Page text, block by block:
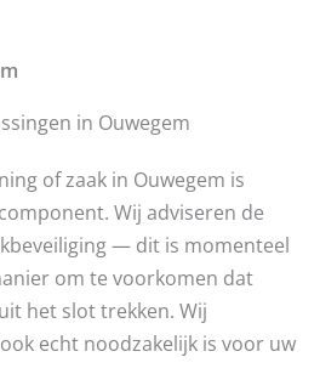
in Ouwegem
of zaak in Ouwegem is
Wij adviseren de
— dit is momenteel
om te voorkomen dat
het slot trekken. Wij
echt noodzakelijk is voor uw